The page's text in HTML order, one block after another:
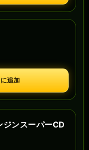
追加
ジンスーパーCD